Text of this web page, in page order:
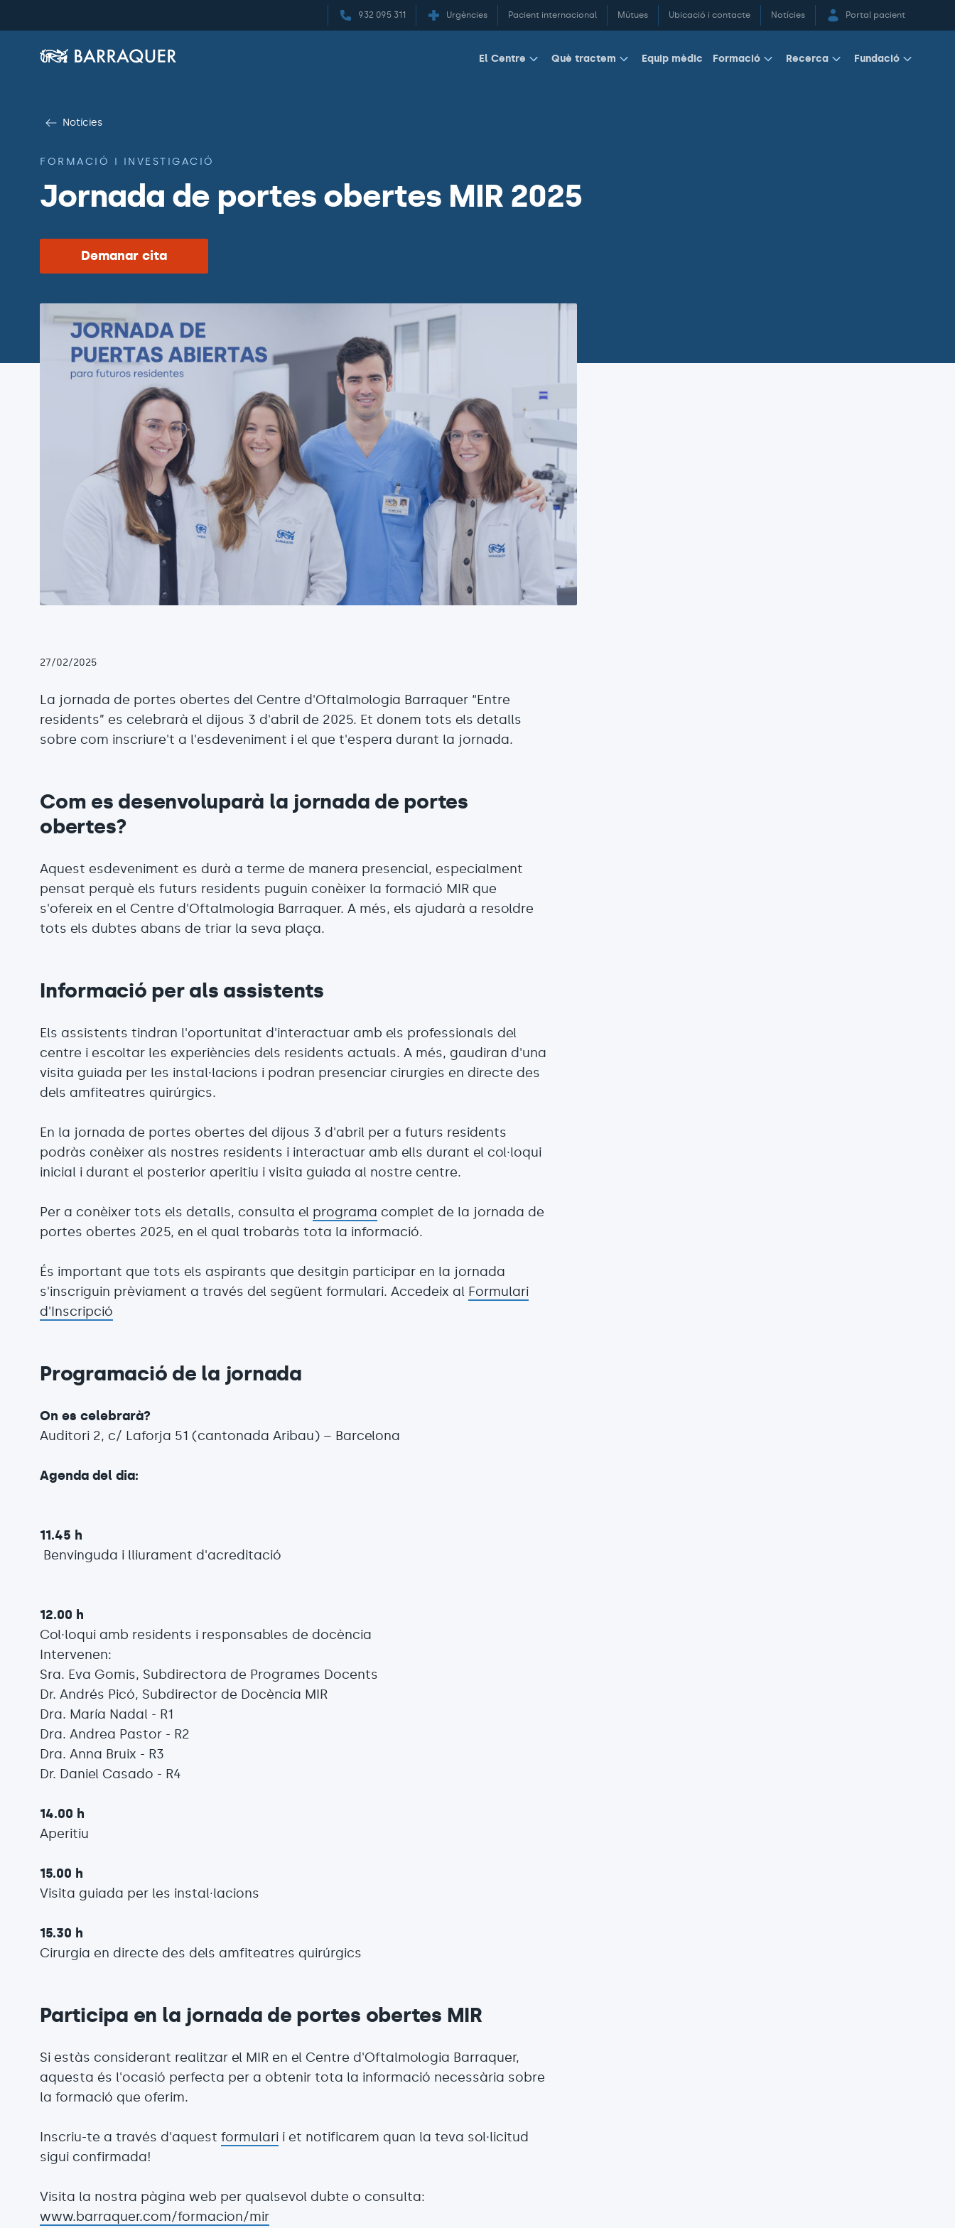
932 095 311 Urgències Pacient internacional Mútues Ubicació i contacte Notícies Portal pacient
El Centre Què tractem Equip mèdic Formació Recerca Fundació
Notícies
FORMACIÓ I INVESTIGACIÓ
Jornada de portes obertes MIR 2025
Demanar cita
27/02/2025
La jornada de portes obertes del Centre d'Oftalmologia Barraquer “Entre
residents” es celebrarà el dijous 3 d'abril de 2025. Et donem tots els detalls
sobre com inscriure't a l'esdeveniment i el que t'espera durant la jornada.
Com es desenvoluparà la jornada de portes
obertes?
Aquest esdeveniment es durà a terme de manera presencial, especialment
pensat perquè els futurs residents puguin conèixer la formació MIR que
s'ofereix en el Centre d'Oftalmologia Barraquer. A més, els ajudarà a resoldre
tots els dubtes abans de triar la seva plaça.
Informació per als assistents
Els assistents tindran l'oportunitat d'interactuar amb els professionals del
centre i escoltar les experiències dels residents actuals. A més, gaudiran d'una
visita guiada per les instal·lacions i podran presenciar cirurgies en directe des
dels amfiteatres quirúrgics.
En la jornada de portes obertes del dijous 3 d'abril per a futurs residents
podràs conèixer als nostres residents i interactuar amb ells durant el col·loqui
inicial i durant el posterior aperitiu i visita guiada al nostre centre.
Per a conèixer tots els detalls, consulta el programa complet de la jornada de
portes obertes 2025, en el qual trobaràs tota la informació.
És important que tots els aspirants que desitgin participar en la jornada
s'inscriguin prèviament a través del següent formulari. Accedeix al Formulari
d'Inscripció
Programació de la jornada
On es celebrarà?
Auditori 2, c/ Laforja 51 (cantonada Aribau) – Barcelona
Agenda del dia:
11.45 h
Benvinguda i lliurament d'acreditació
12.00 h
Col·loqui amb residents i responsables de docència
Intervenen:
Sra. Eva Gomis, Subdirectora de Programes Docents
Dr. Andrés Picó, Subdirector de Docència MIR
Dra. María Nadal - R1
Dra. Andrea Pastor - R2
Dra. Anna Bruix - R3
Dr. Daniel Casado - R4
14.00 h
Aperitiu
15.00 h
Visita guiada per les instal·lacions
15.30 h
Cirurgia en directe des dels amfiteatres quirúrgics
Participa en la jornada de portes obertes MIR
Si estàs considerant realitzar el MIR en el Centre d'Oftalmologia Barraquer,
aquesta és l'ocasió perfecta per a obtenir tota la informació necessària sobre
la formació que oferim.
Inscriu-te a través d'aquestformulari i et notificarem quan la teva sol·licitud
sigui confirmada!
Visita la nostra pàgina web per qualsevol dubte o consulta:
www.barraquer.com/formacion/mir